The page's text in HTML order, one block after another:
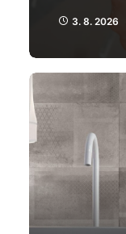
3. 8. 2026